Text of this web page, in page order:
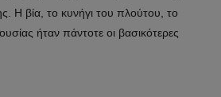
Η βία, το κυνήγι του πλούτου, το
ήταν πάντοτε οι βασικότερες